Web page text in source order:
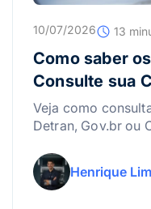
10/07/2026 13
Como saber
Consulte sua
Veja como
Detran, Gov.br ou
Henrique